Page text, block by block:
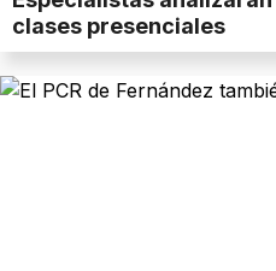
clases presenciales